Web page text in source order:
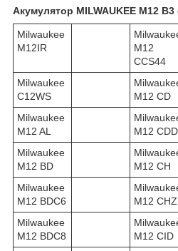
Акумулятор MILWAUKEE M12 B3
Milwaukee
M12IR
M12
CCS44
Milwaukee
C12WS
M12 CD
Milwaukee
M12 AL
M12 CDD
Milwaukee
M12 BD
M12 CH
Milwaukee
M12 BDC6
M12 CHZ
Milwaukee
M12 BDC8
M12 CID